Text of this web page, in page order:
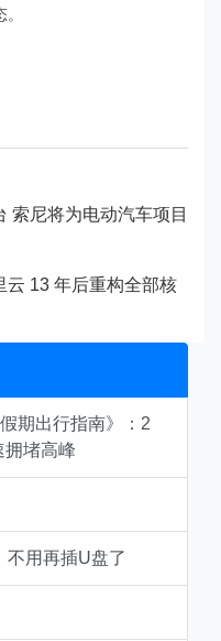
索尼将为电动汽车项目
云 13 年后重构全部核
期出行指南》：2
拥堵高峰
不用再插U盘了